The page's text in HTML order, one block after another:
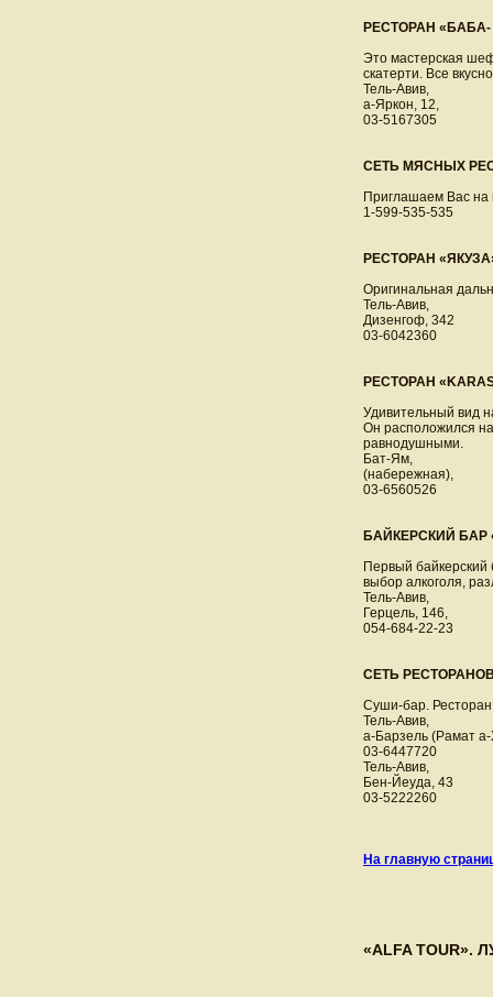
РЕСТОРАН «БАБА-
Это мастерская
скатерти. Все
Тель-Авив,
а-Яркон, 12,
03-5167305
СЕТЬ МЯСНЫХ
Приглашаем Вас на
1-599-535-535
РЕСТОРАН
Оригинальная
Тель-Авив,
Дизенгоф, 342
03-6042360
РЕСТОРАН
Удивительный вид
Он расположился
равнодушными.
Бат-Ям,
(набережная),
03-6560526
БАЙКЕРСКИЙ БАР
Первый
выбор алкоголя,
Тель-Авив,
Герцель, 146,
054-684-22-23
СЕТЬ
Суши-бар. Ресторан
Тель-Авив,
а-Барзель (Рамат
03-6447720
Тель-Авив,
Бен-Йеуда, 43
03-5222260
На главную
«ALFA TOUR».